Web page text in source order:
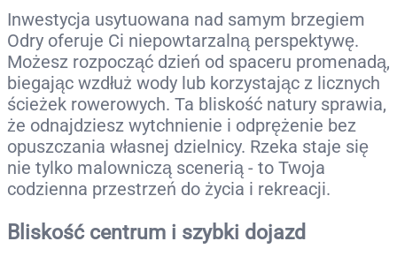
Inwestycja usytuowana nad samym brzegiem
Odry oferuje Ci niepowtarzalną perspektywę.
Możesz rozpocząć dzień od spaceru promenadą,
biegając wzdłuż wody lub korzystając z licznych
ścieżek rowerowych. Ta bliskość natury sprawia,
że odnajdziesz wytchnienie i odprężenie bez
opuszczania własnej dzielnicy. Rzeka staje się
nie tylko malowniczą scenerią - to Twoja
codzienna przestrzeń do życia i rekreacji.
Bliskość centrum i szybki dojazd